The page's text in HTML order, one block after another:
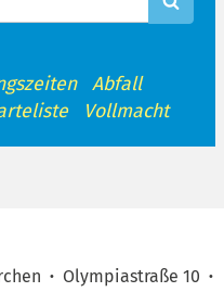
Abfall
Vollmacht
· Olympiastraße 10 ·